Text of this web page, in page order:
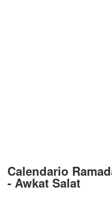
Calendario
- Awkat Salat